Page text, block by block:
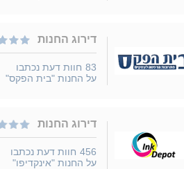
דירוג החנות
83 חוות דעת נכתבו
על החנות "בית הפקס"
דירוג החנות
456 חוות דעת נכתבו
על החנות "אינקדיפו"